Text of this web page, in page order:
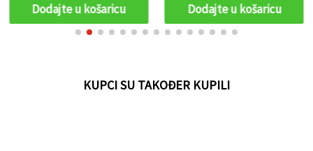
Dodajte u košaricu Dodajte u košaricu
KUPCI SU TAKOĐER KUPILI